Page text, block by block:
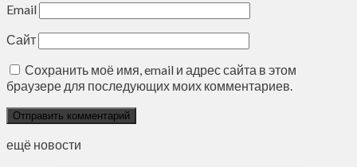
Email
Сайт
Сохранить моё имя, email и адрес сайта в этом
браузере для последующих моих комментариев.
ещё новости